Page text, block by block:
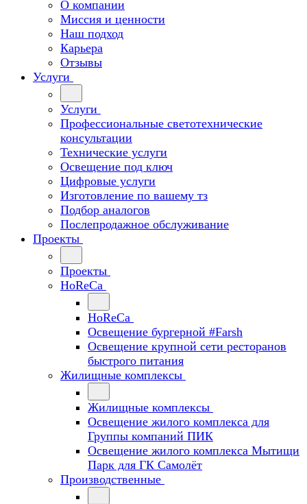
О компании
Миссия и ценности
Наш подход
Карьера
Отзывы
Услуги
Услуги
Профессиональные светотехнические
консультации
Технические услуги
Освещение под ключ
Цифровые услуги
Изготовление по вашему тз
Подбор аналогов
Послепродажное обслуживание
Проекты
Проекты
HoReCa
HoReCa
Освещение бургерной #Farsh
Освещение крупной сети ресторанов
быстрого питания
Жилищные комплексы
Жилищные комплексы
Освещение жилого комплекса для
Группы компаний ПИК
Освещение жилого комплекса Мытищи
Парк для ГК Самолёт
Производственные